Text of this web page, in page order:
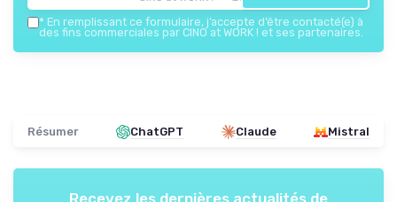
* En remplissant ce formulaire, j’accepte d’être contacté(e) à
des fins commerciales par CINO at WORK ! et ses partenaires.
Résumer ChatGPT Claude Mistral